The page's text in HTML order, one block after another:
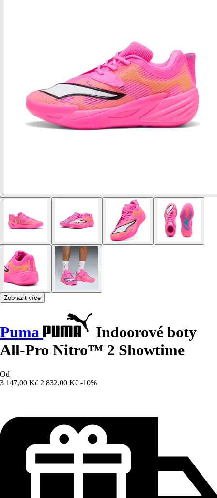
Zobrazit více
Puma
Indoorové boty
All-Pro Nitro™ 2 Showtime
Od
3 147,00 Kč 2 832,00 Kč -10%